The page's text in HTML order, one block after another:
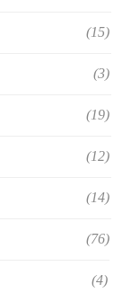
(15)
(3)
(19)
(12)
(14)
(76)
(4)